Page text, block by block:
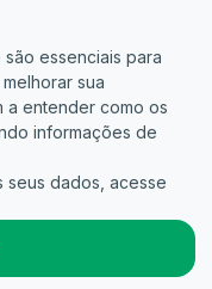
Termos
essenciais para
sua
a entender como os
informações de
seus dados, acesse